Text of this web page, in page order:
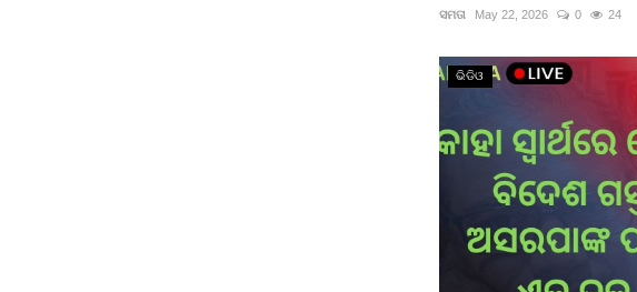
ସମତା May 22, 2026 0 24
ଭିଡିଓ